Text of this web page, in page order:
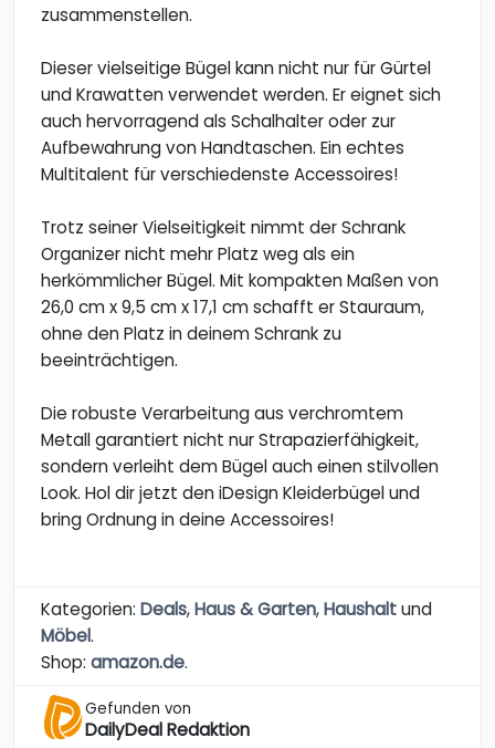
zusammenstellen.
Dieser vielseitige Bügel kann nicht nur für Gürtel
und Krawatten verwendet werden. Er eignet sich
auch hervorragend als Schalhalter oder zur
Aufbewahrung von Handtaschen. Ein echtes
Multitalent für verschiedenste Accessoires!
Trotz seiner Vielseitigkeit nimmt der Schrank
Organizer nicht mehr Platz weg als ein
herkömmlicher Bügel. Mit kompakten Maßen von
26,0 cm x 9,5 cm x 17,1 cm schafft er Stauraum,
ohne den Platz in deinem Schrank zu
beeinträchtigen.
Die robuste Verarbeitung aus verchromtem
Metall garantiert nicht nur Strapazierfähigkeit,
sondern verleiht dem Bügel auch einen stilvollen
Look. Hol dir jetzt den iDesign Kleiderbügel und
bring Ordnung in deine Accessoires!
Kategorien: Deals,Haus & Garten,Haushaltund
Möbel.
Shop: amazon.de.
Gefunden von
DailyDeal Redaktion